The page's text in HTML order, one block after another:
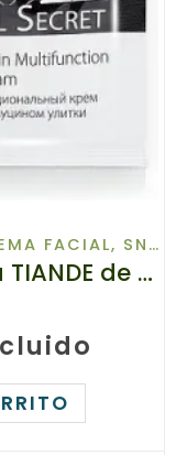
FACIAL, SNAIL SECRET
14601 Crema para Cara TIANDE de Mucina de Caracol, 5 ud x 10ml